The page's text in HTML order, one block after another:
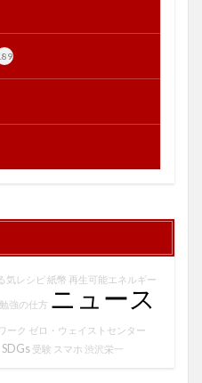
気レシピ 紙幣 再生可能エネルギー
勉強の仕方 ニュース
ーク ゼロ・ウェイストセンター
SDGs 受験 スマホ 渋沢栄一